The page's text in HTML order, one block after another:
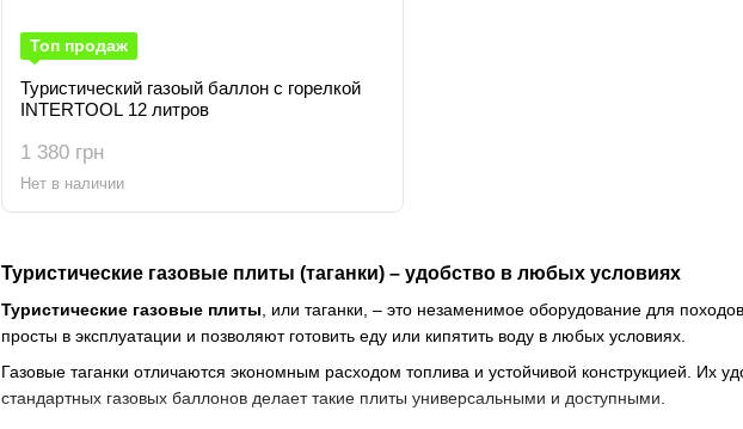
Туристические газовые плиты (таганки) – удобство в любых условиях
Туристические газовые плиты , или таганки, – это незаменимое оборудование для
просты в эксплуатации и позволяют готовить еду или кипятить воду в любых условиях.
Газовые таганки отличаются экономным расходом топлива и устойчивой конструкцией. Их
стандартных газовых баллонов делает такие плиты универсальными и доступными.
Топ продаж
Туристический газоый баллон с горелкой
INTERTOOL 12 литров
1 380 грн
Нет в наличии